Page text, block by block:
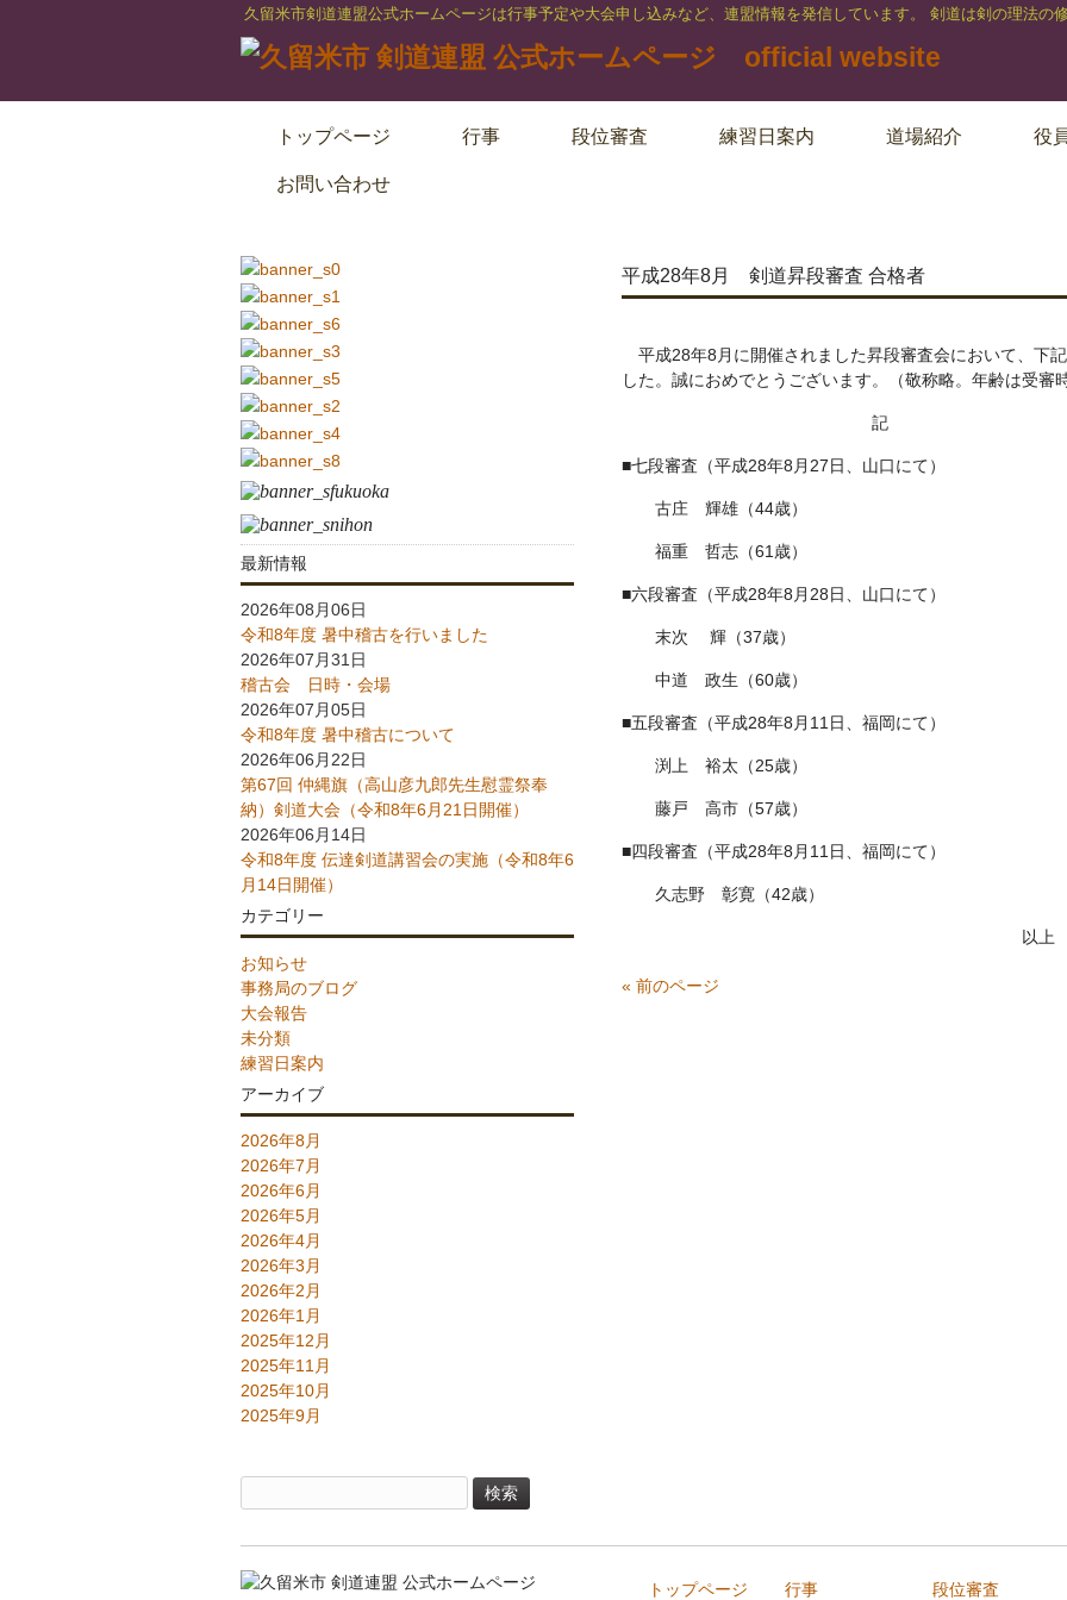
久留米市剣道連盟公式ホームページは行事予定や大会申し込みなど、連盟情報を発信しています。 剣道は剣の理法の
トップページ 行事 段位審査 練習日案内 道場紹介 役
お問い合わせ
平成28年8月 剣道昇段審査 合格者
平成28年8月に開催されました昇段審査会において、下
した。誠におめでとうございます。（敬称略。年齢は受審
記
■七段審査（平成28年8月27日、山口にて）
古庄 輝雄（44歳）
福重 哲志（61歳）
■六段審査（平成28年8月28日、山口にて）
末次 輝（37歳）
中道 政生（60歳）
■五段審査（平成28年8月11日、福岡にて）
渕上 裕太（25歳）
藤戸 高市（57歳）
■四段審査（平成28年8月11日、福岡にて）
久志野 彰寛（42歳）
以上
« 前のページ
最新情報
2026年08月06日
令和8年度 暑中稽古を行いました
2026年07月31日
稽古会 日時・会場
2026年07月05日
令和8年度 暑中稽古について
2026年06月22日
第67回 仲縄旗（高山彦九郎先生慰霊祭奉
納）剣道大会（令和8年6月21日開催）
2026年06月14日
令和8年度 伝達剣道講習会の実施（令和8年6
月14日開催）
カテゴリー
お知らせ
事務局のブログ
大会報告
未分類
練習日案内
アーカイブ
2026年8月
2026年7月
2026年6月
2026年5月
2026年4月
2026年3月
2026年2月
2026年1月
2025年12月
2025年11月
2025年10月
2025年9月
索:
トップページ 行事 段位審査